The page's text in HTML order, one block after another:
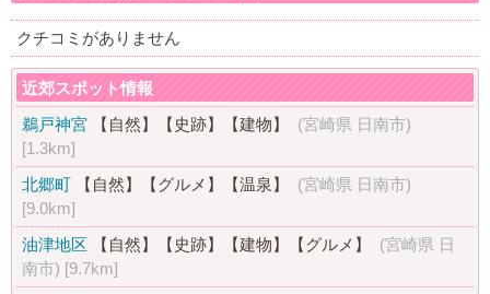
クチコミがありません
近郊スポット情報
鵜戸神宮
【自然】 【史跡】 【建物】
(宮崎県 日南市)
[1.3km]
北郷町
【自然】 【グルメ】 【温泉】
(宮崎県 日南市)
[9.0km]
油津地区
【自然】 【史跡】 【建物】 【グルメ】
(宮崎県 日
南市) [9.7km]